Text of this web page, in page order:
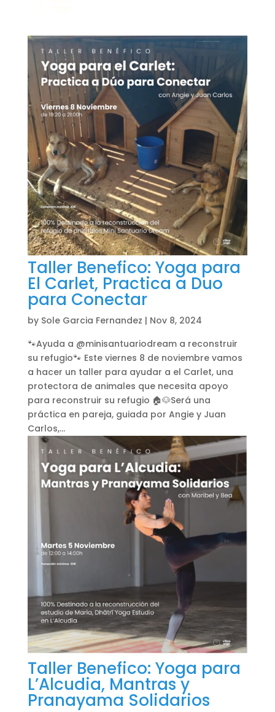
Taller Benefico: Yoga para
El Carlet, Practica a Duo
para Conectar
by Sole Garcia Fernandez | Nov 8, 2024
🐾Ayuda a @minisantuariodream a reconstruir
su refugio🐾 Este viernes 8 de noviembre vamos
a hacer un taller para ayudar a el Carlet, una
protectora de animales que necesita apoyo
para reconstruir su refugio 🏠🐶Será una
práctica en pareja, guiada por Angie y Juan
Carlos,...
Taller Benefico: Yoga para
L’Alcudia, Mantras y
Pranayama Solidarios